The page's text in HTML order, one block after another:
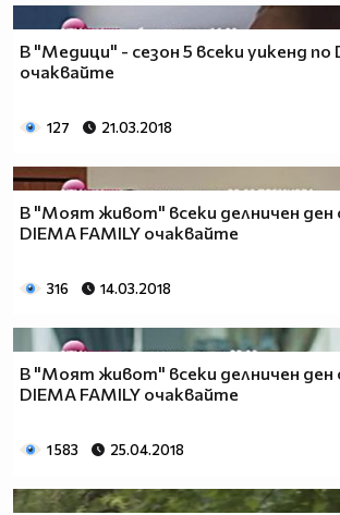
В "Медици" - сезон 5 всеки уикенд по
очаквайте
127 21.03.2018
В "Моят живот" всеки делничен ден
DIEMA FAMILY очаквайте
316 14.03.2018
В "Моят живот" всеки делничен ден
DIEMA FAMILY очаквайте
1 583 25.04.2018